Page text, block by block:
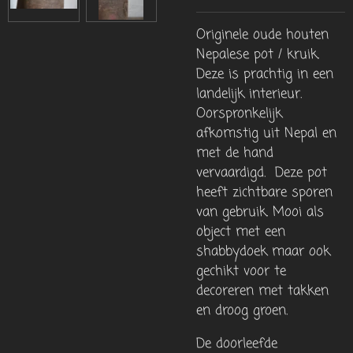
Originele oude houten
Nepalese pot / kruik.
Deze is prachtig in een
landelijk interieur.
Oorspronkelijk
afkomstig uit Nepal en
met de hand
vervaardigd. Deze pot
heeft zichtbare sporen
van gebruik. Mooi als
object met een
shabbydoek maar ook
gechikt voor te
decoreren met takken
en droog groen.
De doorleefde